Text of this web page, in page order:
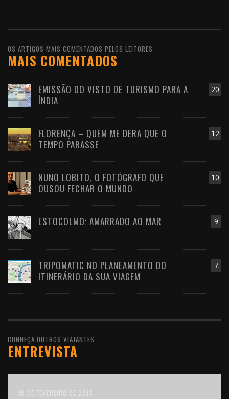
OS ARTIGOS MAIS COMENTADOS PELOS LEITORES
MAIS COMENTADOS
20
EMISSÃO DO VISTO DE TURISMO PARA A
ÍNDIA
12
FLORENÇA – QUEM ME DERA QUE O
TEMPO PARASSE
10
NUNO LOBITO, O FOTÓGRAFO QUE
OUSOU FECHAR O MUNDO
9
ESTOCOLMO: AMARRADO AO MAR
7
TRIPOMATIC NO PLANEAMENTO DO
ITINERÁRIO DA SUA VIAGEM
CONHEÇA OUTROS VIAJANTES
ENTREVISTA
10 DE FEVEREIRO DE 2016
18 DE FEVEREIRO DE 2013
11 DE OUTUBRO DE 2012